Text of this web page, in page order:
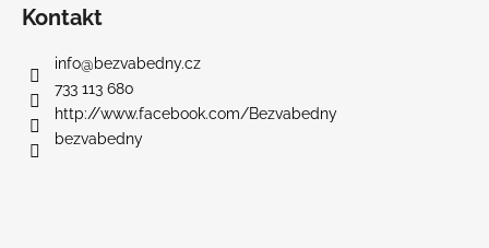
Kontakt
info@bezvabedny.cz
733 113 680
http://www.facebook.com/Bezvabedny
bezvabedny